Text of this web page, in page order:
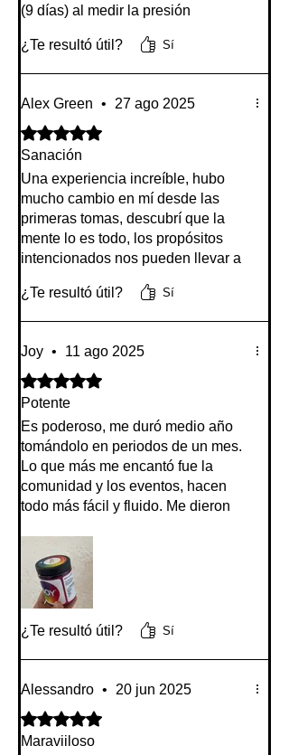
(9 días) al medir la presión
normal. Me pareció increíble pero
así fue. Impresionante el resultado.
¿Te resultó útil? Sí
Alex Green •
27 ago 2025
Obtuvo 5 de 5 estrellas.
Sanación
Una experiencia increíble, hubo
mucho cambio en mí desde las
primeras tomas, descubrí que la
mente lo es todo, los propósitos
intencionados nos pueden llevar a
siempre y cuando elijamos bien
desde el corazón. La paz se
micros son justo lo que te hacen
experimentar, mucha presencia en
todos los días, todo excelente. El
seguimiento y recomendaciones de
la comunidad 10/10 ✅👌✨
Esto me cambio la vida ❤️‍🔥
¿Te resultó útil? Sí
Joy •
11 ago 2025
Obtuvo 5 de 5 estrellas.
Potente
Es poderoso, me duró medio año
tomándolo en periodos de un mes.
Lo que más me encantó fue la
comunidad y los eventos, hacen
todo más fácil y fluido. Me dieron
aumentó mi creatividad. Es el
paquete completo.
¿Te resultó útil? Sí
Alessandro •
20 jun 2025
Obtuvo 5 de 5 estrellas.
Maraviiloso